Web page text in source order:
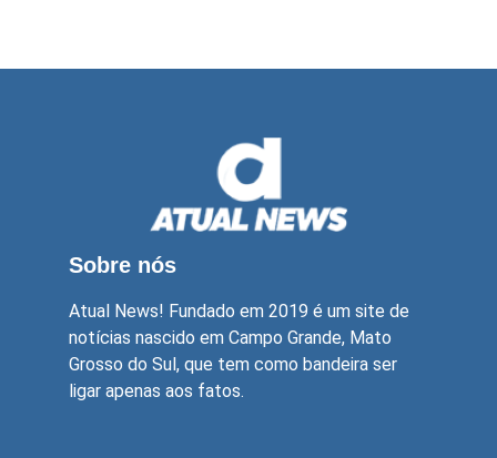
Sobre nós
Atual News! Fundado em 2019 é um site de
notícias nascido em Campo Grande, Mato
Grosso do Sul, que tem como bandeira ser
ligar apenas aos fatos.